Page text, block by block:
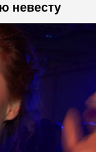
невесту